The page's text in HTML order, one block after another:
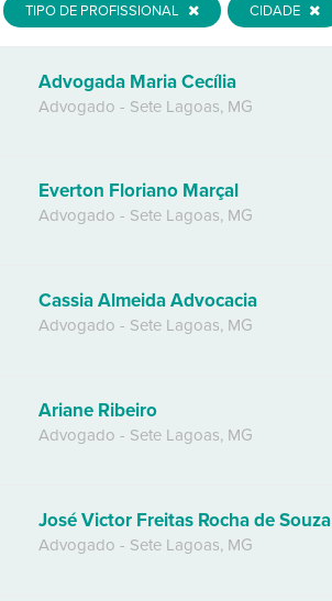
TIPO DE PROFISSIONAL CIDADE
Advogada Maria Cecília
Advogado - Sete Lagoas, MG
Everton Floriano Marçal
Advogado - Sete Lagoas, MG
Cassia Almeida Advocacia
Advogado - Sete Lagoas, MG
Ariane Ribeiro
Advogado - Sete Lagoas, MG
José Victor Freitas Rocha de Souza
Advogado - Sete Lagoas, MG